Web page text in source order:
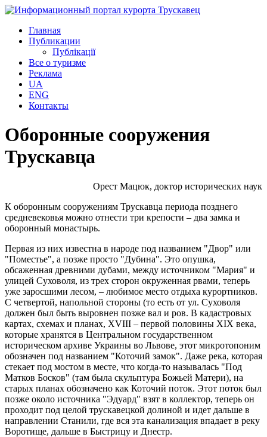
Главная
Публикации
Публікації
Все о туризме
Реклама
UA
ENG
Контакты
Оборонные сооружения
Трускавца
Орест Мацюк, доктор исторических наук
К оборонным сооружениям Трускавца периода позднего
средневековья можно отнести три крепости – два замка и
оборонный монастырь.
Первая из них известна в народе под названием "Двор" или
"Поместье", а позже просто "Дубина". Это опушка,
обсаженная древними дубами, между источником "Мария" и
улицей Суховоля, из трех сторон окруженная рвами, теперь
уже заросшими лесом, – любимое место отдыха курортников.
С четвертой, напольной стороны (то есть от ул. Суховоля
должен был быть выровнен позже вал и ров. В кадастровых
картах, схемах и планах, XVIII – первой половины XIX века,
которые хранятся в Центральном государственном
историческом архиве Украины во Львове, этот микротопоним
обозначен под названием "Коточий замок". Даже река, которая
стекает под мостом в месте, что когда-то называлась "Под
Матков Босков" (там была скульптура Божьей Матери), на
старых планах обозначено как Коточий поток. Этот поток был
позже около источника "Эдуард" взят в коллектор, теперь он
проходит под целой трускавецкой долиной и идет дальше в
направлении Станили, где вся эта канализация впадает в реку
Воротище, дальше в Быстрицу и Днестр.